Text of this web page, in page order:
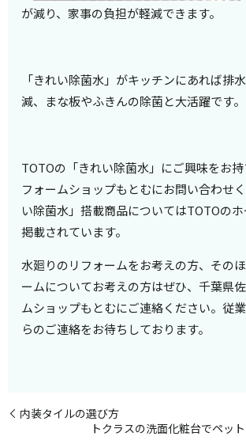
が減り、家事の負担が軽減できます。
「きれい除菌水」がキッチンにあれば排
減、まな板やふきんの除菌と大活躍です。
TOTOの「きれい除菌水」にご興味をお
フォームショップもとむにお問い合わせ
い除菌水」搭載商品についてはTOTOの
掲載されています。
水廻りのリフォームをお考えの方、その
ームについてお考えの方はぜひ、千葉県
ムショップもとむにご連絡ください。従
らのご連絡をお待ちしております。
内装タイルの選び方
トクラスの洗面化粧台でペッ